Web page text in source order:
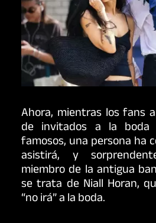
Ahora, mientras los fans
de invitados a la boda
famosos, una persona ha
asistirá, y
miembro de la antigua
se trata de Niall Horan,
“no irá” a la boda.